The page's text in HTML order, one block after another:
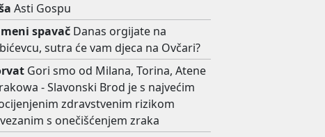
Asti Gospu
spavač Danas orgijate na
sutra će vam djeca na Ovčari?
Gori smo od Milana, Torina, Atene
- Slavonski Brod je s najvećim
zdravstvenim rizikom
s onečišćenjem zraka